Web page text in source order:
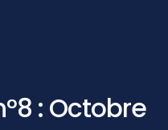
: Octobre